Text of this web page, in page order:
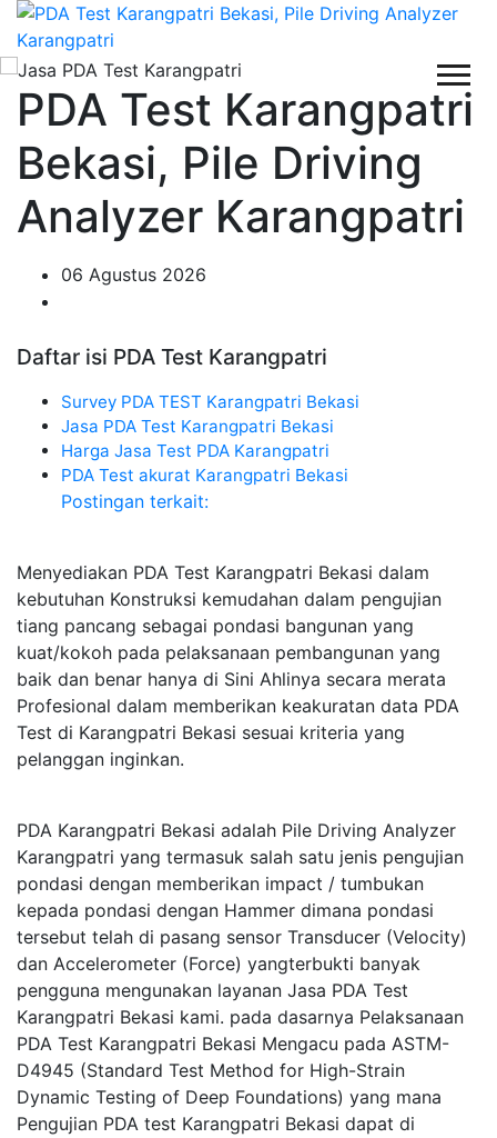
PDA Test Karangpatri
Bekasi, Pile Driving
Analyzer Karangpatri
06 Agustus 2026
Daftar isi PDA Test Karangpatri
Survey PDA TEST Karangpatri Bekasi
Jasa PDA Test Karangpatri Bekasi
Harga Jasa Test PDA Karangpatri
PDA Test akurat Karangpatri Bekasi
Postingan terkait:
Menyediakan PDA Test Karangpatri Bekasi dalam
kebutuhan Konstruksi kemudahan dalam pengujian
tiang pancang sebagai pondasi bangunan yang
kuat/kokoh pada pelaksanaan pembangunan yang
baik dan benar hanya di Sini Ahlinya secara merata
Profesional dalam memberikan keakuratan data PDA
Test di Karangpatri Bekasi sesuai kriteria yang
pelanggan inginkan.
PDA Karangpatri Bekasi adalah Pile Driving Analyzer
Karangpatri yang termasuk salah satu jenis pengujian
pondasi dengan memberikan impact / tumbukan
kepada pondasi dengan Hammer dimana pondasi
tersebut telah di pasang sensor Transducer (Velocity)
dan Accelerometer (Force) yangterbukti banyak
pengguna mengunakan layanan Jasa PDA Test
Karangpatri Bekasi kami. pada dasarnya Pelaksanaan
PDA Test Karangpatri Bekasi Mengacu pada ASTM-
D4945 (Standard Test Method for High-Strain
Dynamic Testing of Deep Foundations) yang mana
Pengujian PDA test Karangpatri Bekasi dapat di